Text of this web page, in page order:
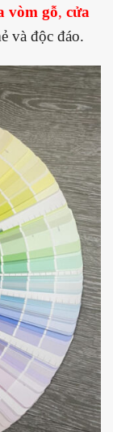
vòm gỗ, cửa
và độc đáo.